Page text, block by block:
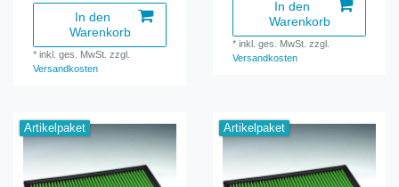
In den
Warenkorb
*inkl. ges. MwSt. zzgl.
Versandkosten
In den
Warenkorb
*inkl. ges. MwSt. zzgl.
Versandkosten
Artikelpaket Artikelpaket